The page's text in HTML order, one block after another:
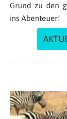
Grund zu den
ins Abenteuer!